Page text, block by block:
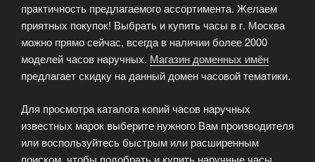
практичность предлагаемого ассортимента. Желаем
приятных покупок! Выбрать и купить часы в г. Москва
можно прямо сейчас, всегда в наличии более 2000
моделей часов наручных. Магазин доменных имён
предлагает скидку на данный домен часовой тематики.
Для просмотра каталога копий часов наручных
известных марок выберите нужного Вам производителя
или воспользуйтесь быстрым или расширенным
поиском, чтобы подобрать и купить наручные часы